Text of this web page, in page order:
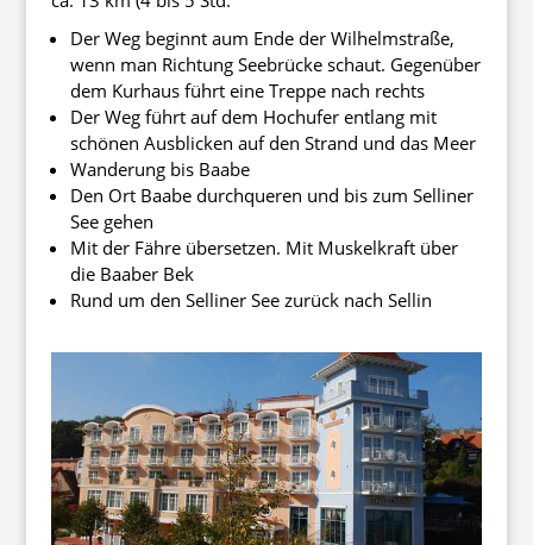
Der Weg beginnt aum Ende der Wilhelmstraße,
wenn man Richtung Seebrücke schaut. Gegenüber
dem Kurhaus führt eine Treppe nach rechts
Der Weg führt auf dem Hochufer entlang mit
schönen Ausblicken auf den Strand und das Meer
Wanderung bis Baabe
Den Ort Baabe durchqueren und bis zum Selliner
See gehen
Mit der Fähre übersetzen. Mit Muskelkraft über
die Baaber Bek
Rund um den Selliner See zurück nach Sellin